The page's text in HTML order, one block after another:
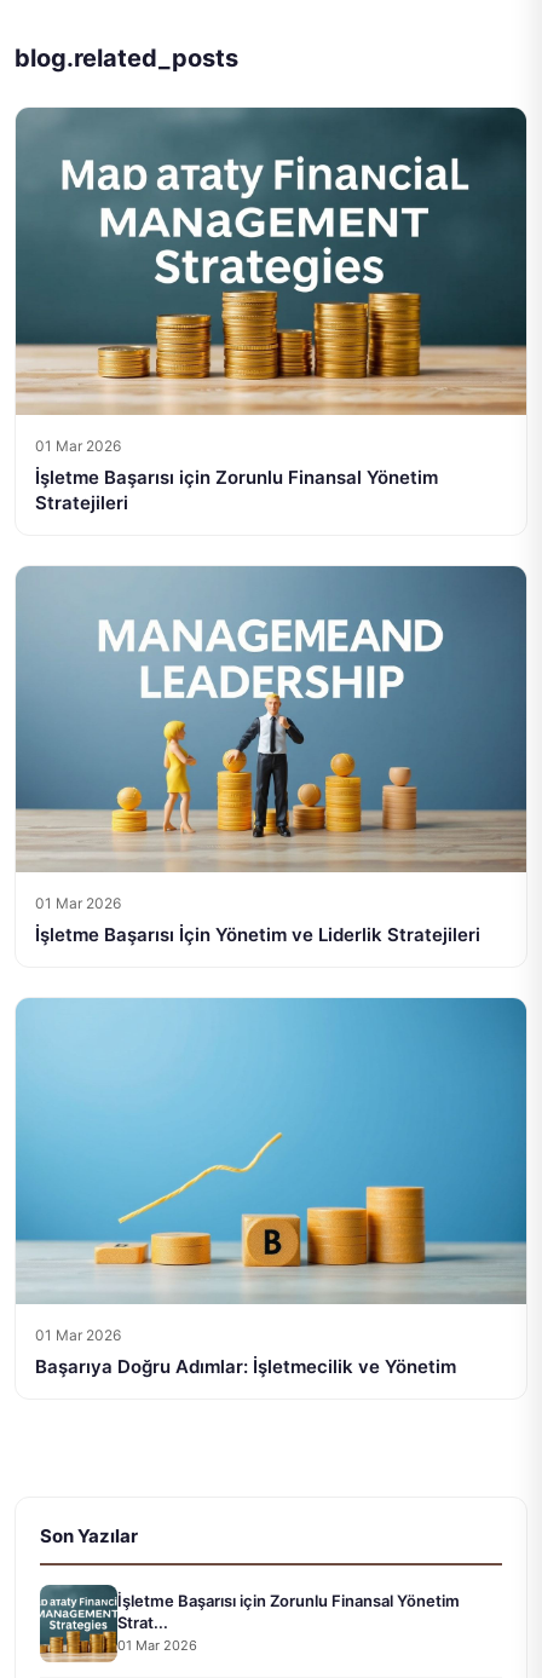
blog.related_posts
01 Mar 2026
İşletme Başarısı için Zorunlu Finansal Yönetim
Stratejileri
01 Mar 2026
İşletme Başarısı İçin Yönetim ve Liderlik Stratejileri
01 Mar 2026
Başarıya Doğru Adımlar: İşletmecilik ve Yönetim
Son Yazılar
İşletme Başarısı için Zorunlu Finansal Yönetim
Strat...
01 Mar 2026